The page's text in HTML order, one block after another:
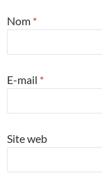
Nom *
E-mail *
Site web